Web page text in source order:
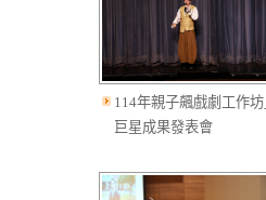
114年親子飆戲劇工作
巨星成果發表會